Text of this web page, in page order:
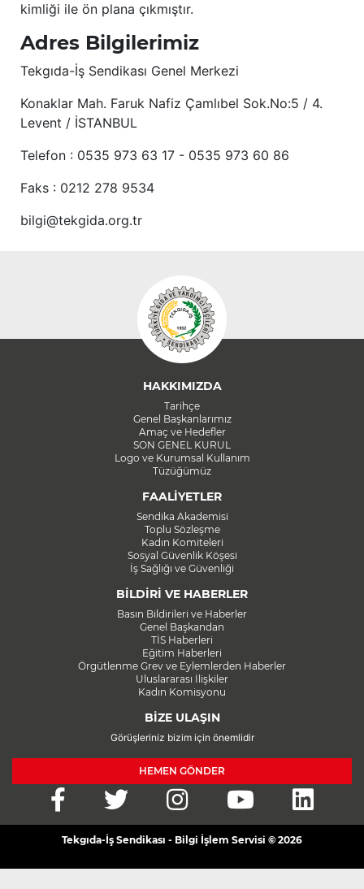
kimliği ile ön plana çıkmıştır.
Adres Bilgilerimiz
Tekgıda-İş Sendikası Genel Merkezi
Konaklar Mah. Faruk Nafiz Çamlıbel Sok.No:5 / 4.
Levent / İSTANBUL
Telefon : 0535 973 63 17 - 0535 973 60 86
Faks : 0212 278 9534
bilgi@tekgida.org.tr
HAKKIMIZDA
Tarihçe
Genel Başkanlarımız
Amaç ve Hedefler
SON GENEL KURUL
Logo ve Kurumsal Kullanım
Tüzüğümüz
FAALİYETLER
Sendika Akademisi
Toplu Sözleşme
Kadın Komiteleri
Sosyal Güvenlik Köşesi
İş Sağlığı ve Güvenliği
BİLDİRİ VE HABERLER
Basın Bildirileri ve Haberler
Genel Başkandan
TİS Haberleri
Eğitim Haberleri
Örgütlenme Grev ve Eylemlerden Haberler
Uluslararası İlişkiler
Kadın Komisyonu
BİZE ULAŞIN
Görüşleriniz bizim için önemlidir
HEMEN GÖNDER
Tekgıda-İş Sendikası - Bilgi İşlem Servisi © 2026